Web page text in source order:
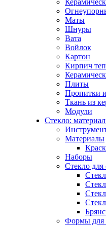
Маты
Шнуры
Вата
Войлок
Картон
Кирпич
Плиты
Пропитки
Ткань из
Модули
Стекло:
Материалы
Наборы
Стекло
Формы для